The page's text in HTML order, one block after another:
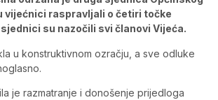
vijećnici raspravljali o četiri točke
su nazočili svi članovi Vijeća.
u konstruktivnom ozračju, a sve odluke
je razmatranje i donošenje prijedloga